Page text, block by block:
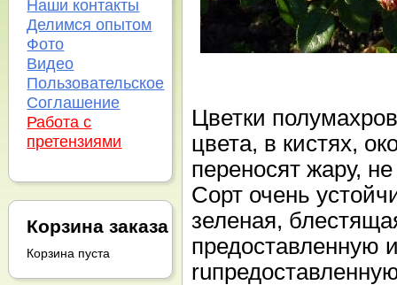
Цветки
цвета, в кистях,
переносят жару,
Сорт очень
зеленая,
Наши контакты
Делимся опытом
Фото
Видео
Пользовательское
Соглашение
Работа с
претензиями
Корзина заказа
Корзина пуста